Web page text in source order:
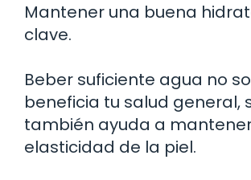
Mantener una buena
clave.
Beber suficiente agua no
beneficia tu salud general,
también ayuda a
elasticidad de la piel.